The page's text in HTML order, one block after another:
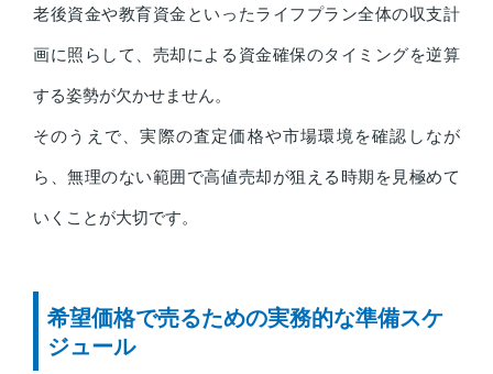
老後資金や教育資金といったライフプラン全体の収支計
画に照らして、売却による資金確保のタイミングを逆算
する姿勢が欠かせません。
そのうえで、実際の査定価格や市場環境を確認しなが
ら、無理のない範囲で高値売却が狙える時期を見極めて
いくことが大切です。
希望価格で売るための実務的な準備スケ
ジュール